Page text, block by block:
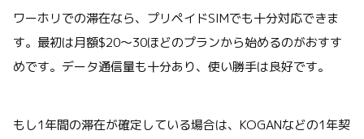
ワーホリでの滞在なら、プリペイドSIMでも十分対応できま
す。最初は月額$20〜30ほどのプランから始めるのがおすす
めです。データ通信量も十分あり、使い勝手は良好です。
もし1年間の滞在が確定している場合は、KOGANなどの1年契